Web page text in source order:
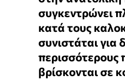
συγκεντρώνει
κατά τους
συνιστάται για
περισσότερους
βρίσκονται σε